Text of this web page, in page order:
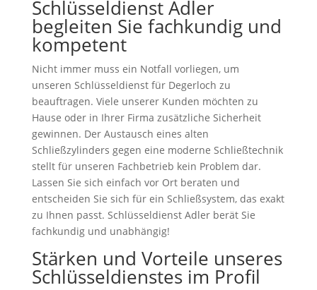
Schlüsseldienst Adler
begleiten Sie fachkundig und
kompetent
Nicht immer muss ein Notfall vorliegen, um
unseren Schlüsseldienst für Degerloch zu
beauftragen. Viele unserer Kunden möchten zu
Hause oder in Ihrer Firma zusätzliche Sicherheit
gewinnen. Der Austausch eines alten
Schließzylinders gegen eine moderne Schließtechnik
stellt für unseren Fachbetrieb kein Problem dar.
Lassen Sie sich einfach vor Ort beraten und
entscheiden Sie sich für ein Schließsystem, das exakt
zu Ihnen passt. Schlüsseldienst Adler berät Sie
fachkundig und unabhängig!
Stärken und Vorteile unseres
Schlüsseldienstes im Profil